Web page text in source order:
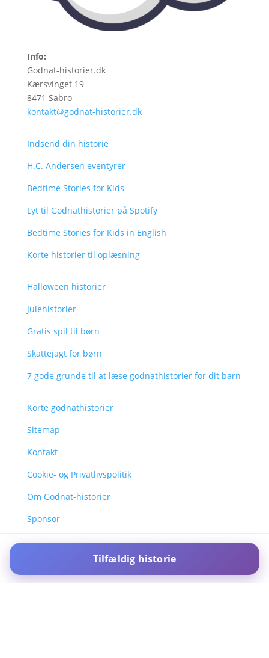
Info:
Godnat-historier.dk
Kærsvinget 19
8471 Sabro
kontakt@godnat-historier.dk
Indsend din historie
H.C. Andersen eventyrer
Bedtime Stories for Kids
Lyt til Godnathistorier på Spotify
Bedtime Stories for Kids in English
Korte historier til oplæsning
Halloween historier
Julehistorier
Gratis spil til børn
Skattejagt for børn
7 gode grunde til at læse godnathistorier for dit barn
Korte godnathistorier
Sitemap
Kontakt
Cookie- og Privatlivspolitik
Om Godnat-historier
Sponsor
Tilfældig historie